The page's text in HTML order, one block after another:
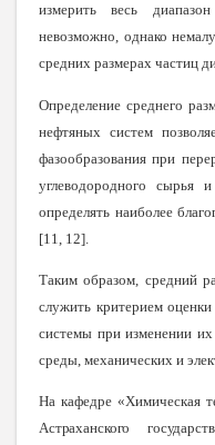
измерить весь
невозможно, однако
средних размерах частиц
Определение среднего
нефтяных систем
фазообразования при
углеводородного сырья
определять наиболее
[11, 12]
Таким образом, средний
служить критерием
системы при изменении
среды, механических и
На кафедре «Химическая
Астраханского